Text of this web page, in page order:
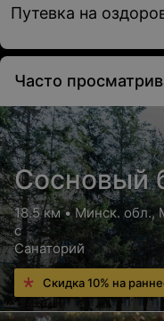
Путевка на
Часто
Сосновый
18.5 км • Минск.
с
Санаторий
Скидка 10% на